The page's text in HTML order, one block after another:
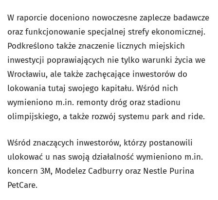
W raporcie doceniono nowoczesne zaplecze badawcze
oraz funkcjonowanie specjalnej strefy ekonomicznej.
Podkreślono także znaczenie licznych miejskich
inwestycji poprawiających nie tylko warunki życia we
Wrocławiu, ale także zachęcające inwestorów do
lokowania tutaj swojego kapitału. Wśród nich
wymieniono m.in. remonty dróg oraz stadionu
olimpijskiego, a także rozwój systemu park and ride.
Wśród znaczących inwestorów, którzy postanowili
ulokować u nas swoją działalność wymieniono m.in.
koncern 3M, Modelez Cadburry oraz Nestle Purina
PetCare.